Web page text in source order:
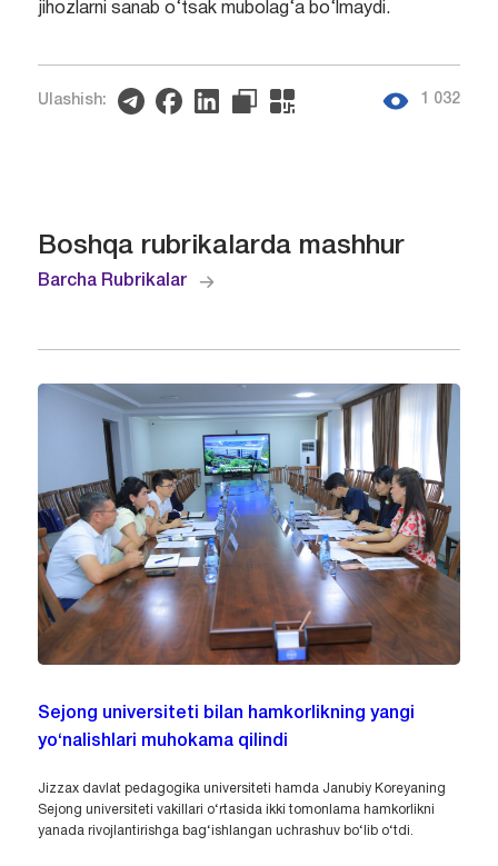
jihozlarni sanab o‘tsak mubolag‘a bo‘lmaydi.
Ulashish: 1 032
Boshqa rubrikalarda mashhur
Barcha Rubrikalar
Sejong universiteti bilan hamkorlikning yangi
yo‘nalishlari muhokama qilindi
Jizzax davlat pedagogika universiteti hamda Janubiy Koreyaning
Sejong universiteti vakillari o‘rtasida ikki tomonlama hamkorlikni
yanada rivojlantirishga bag‘ishlangan uchrashuv bo‘lib o‘tdi.